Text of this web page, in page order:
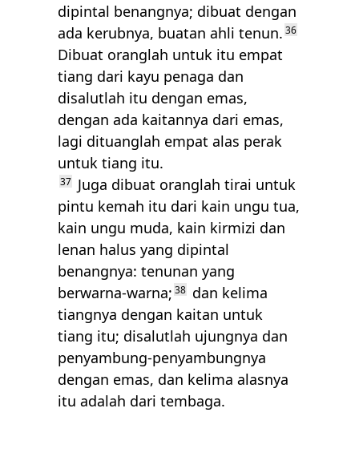
dipintal benangnya; dibuat dengan
ada kerubnya, buatan ahli tenun. 36
Dibuat oranglah untuk itu empat
tiang dari kayu penaga dan
disalutlah itu dengan emas,
dengan ada kaitannya dari emas,
lagi dituanglah empat alas perak
untuk tiang itu.
37 Juga dibuat oranglah tirai untuk
pintu kemah itu dari kain ungu tua,
kain ungu muda, kain kirmizi dan
lenan halus yang dipintal
benangnya: tenunan yang
berwarna-warna; 38 dan kelima
tiangnya dengan kaitan untuk
tiang itu; disalutlah ujungnya dan
penyambung-penyambungnya
dengan emas, dan kelima alasnya
itu adalah dari tembaga.